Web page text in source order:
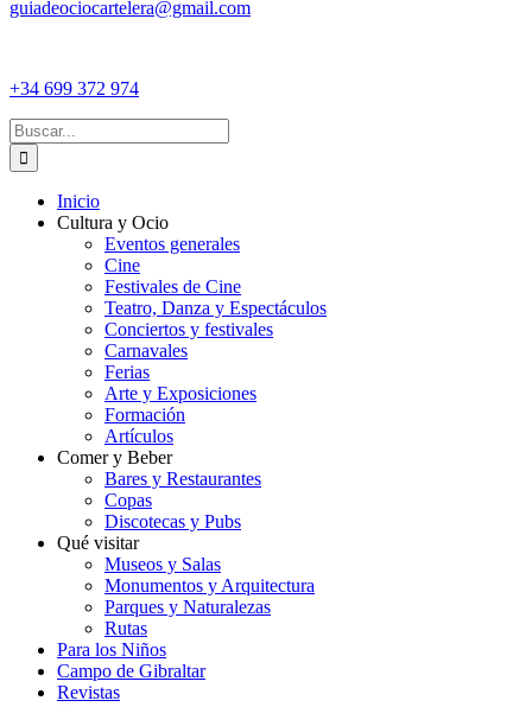
guiadeociocartelera@gmail.com
+34 699 372 974
Buscar:
Inicio
Cultura y Ocio
Eventos generales
Cine
Festivales de Cine
Teatro, Danza y Espectáculos
Conciertos y festivales
Carnavales
Ferias
Arte y Exposiciones
Formación
Artículos
Comer y Beber
Bares y Restaurantes
Copas
Discotecas y Pubs
Qué visitar
Museos y Salas
Monumentos y Arquitectura
Parques y Naturalezas
Rutas
Para los Niños
Campo de Gibraltar
Revistas